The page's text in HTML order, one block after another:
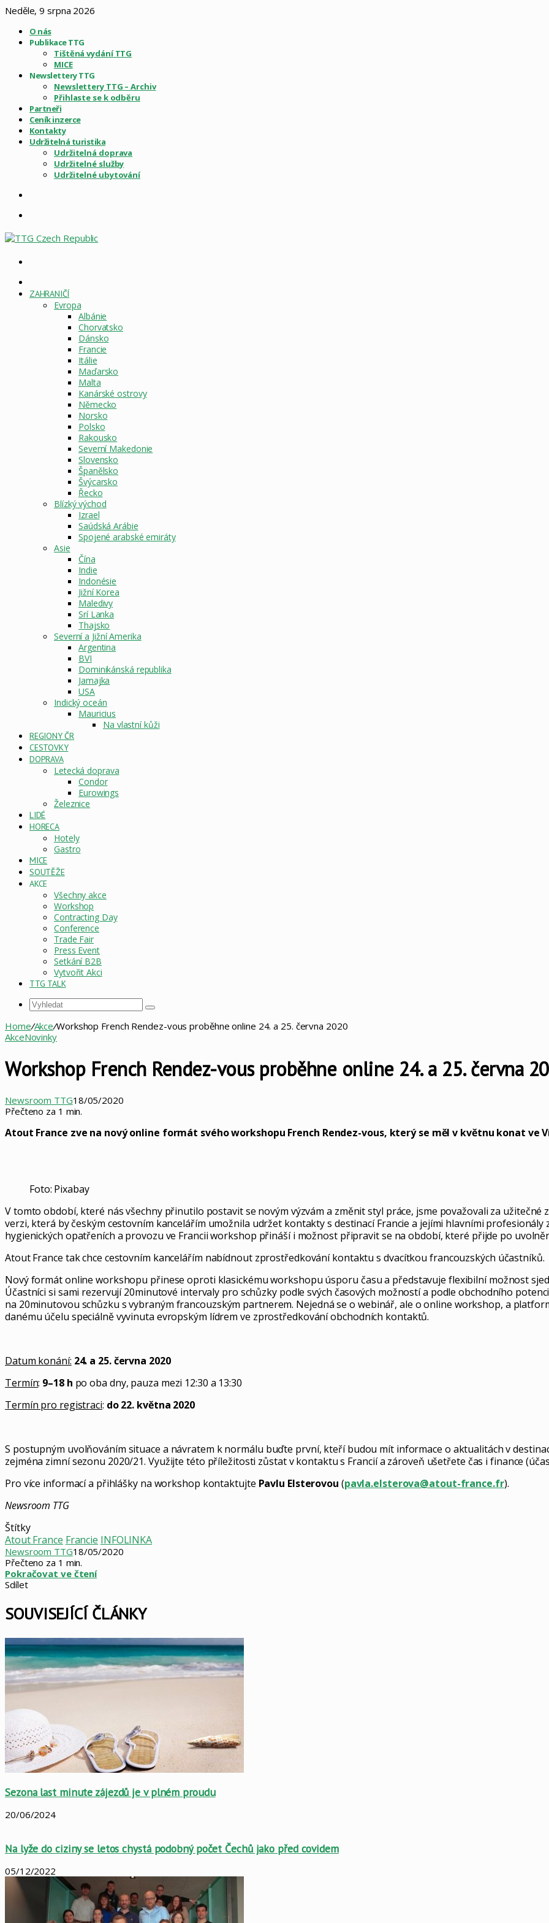
Neděle, 9 srpna 2026
O nás
Publikace TTG
Tištěná vydání TTG
MICE
Newslettery TTG
Newslettery TTG – Archiv
Přihlaste se k odběru
Partneři
Ceník inzerce
Kontakty
Udržitelná turistika
Udržitelná doprava
Udržitelné služby
Udržitelné ubytování
STRÁNKA
ZAHRANIČÍ
Evropa
Albánie
Chorvatsko
Dánsko
Francie
Itálie
Maďarsko
Malta
Kanárské ostrovy
Německo
Norsko
Polsko
Rakousko
Severní Makedonie
Slovensko
Španělsko
Švýcarsko
Řecko
Blízký východ
Izrael
Saúdská Arábie
Spojené arabské emiráty
Asie
Čína
Indie
Indonésie
Jižní Korea
Maledivy
Srí Lanka
Thajsko
Severní a Jižní Amerika
Argentina
BVI
Dominikánská republika
Jamajka
USA
Indický oceán
Mauricius
Na vlastní kůži
REGIONY ČR
CESTOVKY
DOPRAVA
Letecká doprava
Condor
Eurowings
Železnice
LIDÉ
HORECA
Hotely
Gastro
MICE
SOUTĚŽE
AKCE
Všechny akce
Workshop
Contracting Day
Conference
Trade Fair
Press Event
Setkání B2B
Vytvořit Akci
TTG TALK
Vyhledat
Home/Akce/Workshop French Rendez-vous proběhne online 24. a 25. června 2020
AkceNovinky
Workshop French Rendez-vous proběhne online 24. a 25. června
Newsroom TTG18/05/2020
Přečteno za 1 min.
Atout France zve na nový online formát svého workshopu French Rendez-vous, který se měl v květnu konat ve
Foto: Pixabay
V tomto období, které nás všechny přinutilo postavit se novým výzvám a změnit styl práce, jsme považovali za
verzi, která by českým cestovním kancelářím umožnila udržet kontakty s destinací Francie a jejími hlavními
hygienických opatřeních a provozu ve Francii workshop přináší i možnost připravit se na období, které přijde po
Atout France tak chce cestovním kancelářím nabídnout zprostředkování kontaktu s dvacítkou francouzských účastníků.
Nový formát online workshopu přinese oproti klasickému workshopu úsporu času a představuje flexibilní možnost
Účastníci si sami rezervují 20minutové intervaly pro schůzky podle svých časových možností a podle obchodního
na 20minutovou schůzku s vybraným francouzským partnerem. Nejedná se o webinář, ale o online workshop, a
danému účelu speciálně vyvinuta evropským lídrem ve zprostředkování obchodních kontaktů.
Datum konání: 24. a 25. června 2020
Termín: 9–18 h po oba dny, pauza mezi 12:30 a 13:30
Termín pro registraci: do 22. května 2020
S postupným uvolňováním situace a návratem k normálu buďte první, kteří budou mít informace o aktualitách v
zejména zimní sezonu 2020/21. Využijte této příležitosti zůstat v kontaktu s Francií a zároveň ušetřete čas i finance
Pro více informací a přihlášky na workshop kontaktujte Pavlu Elsterovou (pavla.elsterova@atout-france.fr).
Newsroom TTG
Štítky
Atout France Francie INFOLINKA
Newsroom TTG18/05/2020
Přečteno za 1 min.
Pokračovat ve čtení
Sdílet
mailem
SOUVISEJÍCÍ ČLÁNKY
Sezona last minute zájezdů je v plném proudu
20/06/2024
Na lyže do ciziny se letos chystá podobný počet Čechů jako před covidem
05/12/2022